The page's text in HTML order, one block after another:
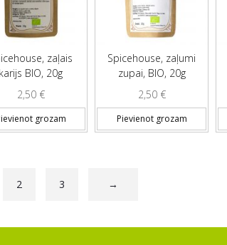
zaļais
karijs BIO, 20g
2,50 €
grozam
Spicehouse, zaļumi
zupai, BIO, 20g
2,50 €
Pievienot grozam
2 3 →